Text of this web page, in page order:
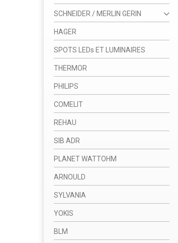
SCHNEIDER / MERLIN GERIN
HAGER
SPOTS LEDs ET LUMINAIRES
THERMOR
PHILIPS
COMELIT
REHAU
SIB ADR
PLANET WATTOHM
ARNOULD
SYLVANIA
YOKIS
BLM